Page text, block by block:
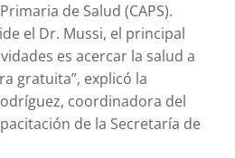
de Salud (CAPS).
el Dr. Mussi, el principal
es acercar la salud a
gratuita”, explicó la
coordinadora del
de la Secretaría de